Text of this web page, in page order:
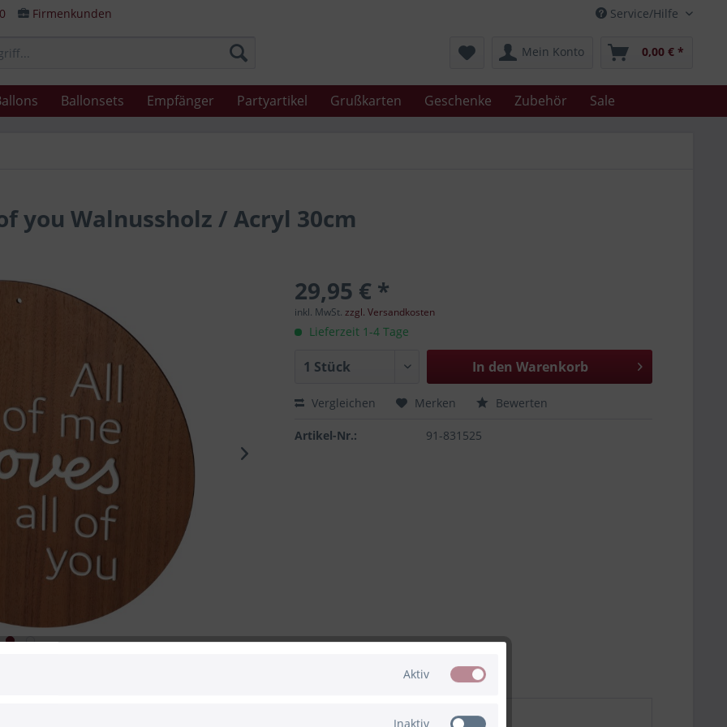
Service/Hilfe
Firmenkunden
Mein Konto 0,00 € *
Ballonsets Empfänger Partyartikel Grußkarten Geschenke Zubehör Sale
you Walnussholz / Acryl 30cm
29,95 € *
inkl. MwSt.zzgl. Versandkosten
Lieferzeit 1-4 Tage
In den Warenkorb
Vergleichen Merken Bewerten
Artikel-Nr.: 91-831525
Aktiv
Inaktiv